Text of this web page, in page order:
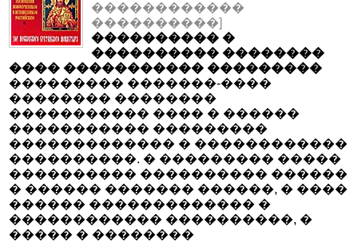
������������
����������]
���������� �
���������� ��������
���� ����������� ���������
��������� �������-����
�������� ��������
����������� ���� � ������
����������� ���������
������������� � ������������
����������. � ��������� �����
���������� ���������� ������
� ������ ������� ������, � ����
������ ������������� �
������������ ����������, �
����� � ��������